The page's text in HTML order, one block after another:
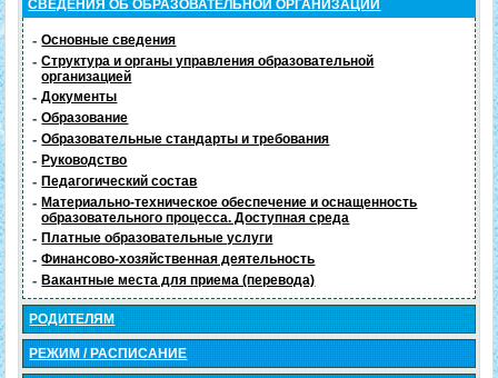
СВЕДЕНИЯ ОБ ОБРАЗОВАТЕЛЬНОЙ ОРГАНИЗАЦИИ
- Основные сведения
- Структура и органы управления образовательной
организацией
- Документы
- Образование
- Образовательные стандарты и требования
- Руководство
- Педагогический состав
- Материально-техническое обеспечение и оснащенность
образовательного процесса. Доступная среда
- Платные образовательные услуги
- Финансово-хозяйственная деятельность
- Вакантные места для приема (перевода)
РОДИТЕЛЯМ
РЕЖИМ / РАСПИСАНИЕ